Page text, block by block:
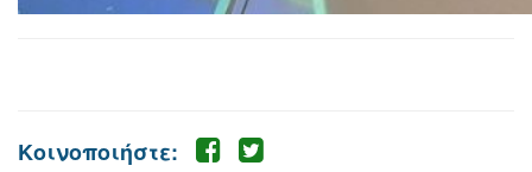
Κοινοποιήστε: